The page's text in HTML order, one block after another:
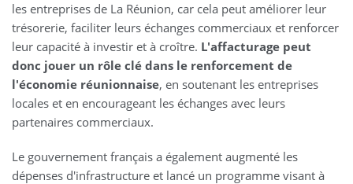
les entreprises de La Réunion, car cela peut améliorer leur
trésorerie, faciliter leurs échanges commerciaux et renforcer
leur capacité à investir et à croître. L'affacturage peut
donc jouer un rôle clé dans le renforcement de
l'économie réunionnaise, en soutenant les entreprises
locales et en encourageant les échanges avec leurs
partenaires commerciaux.
Le gouvernement français a également augmenté les
dépenses d'infrastructure et lancé un programme visant à